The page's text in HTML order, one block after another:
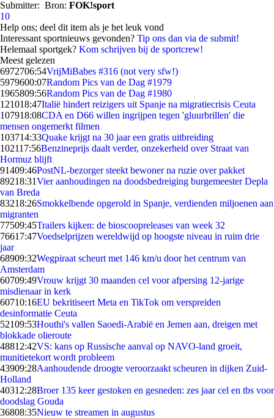
Submitter: Bron: FOK!sport
10
Help ons; deel dit item als je het leuk vond
Interessant sportnieuws gevonden? Tip ons dan via de submit!
Helemaal sportgek? Kom schrijven bij de sportcrew!
Meest gelezen
6972706:54VrijMiBabes #316 (not very sfw!)
5979600:07Random Pics van de Dag #1979
1965809:56Random Pics van de Dag #1980
121018:47Italië hindert reizigers uit Spanje na migratiecrisis Ceuta
107918:08CDA en D66 willen ingrijpen tegen 'gluurbrillen' die
mensen ongemerkt filmen
103714:33Quake krijgt na 30 jaar een gratis uitbreiding
102117:56Benzineprijs daalt verder, onzekerheid over Straat van
Hormuz blijft
91409:46PostNL-bezorger steekt bewoner na ruzie over pakket
89218:31Vier aanhoudingen na doodsbedreiging burgemeester Depla
van Breda
83218:26Smokkelbende opgerold in Spanje, verdienden miljoenen aan
migranten
77509:45Trailers kijken: de bioscoopreleases van week 32
76617:47Voedselprijzen wereldwijd op hoogste niveau in ruim drie
jaar
68909:32Wegpiraat scheurt met 146 km/u door het centrum van
Amsterdam
60709:49Vrouw krijgt 30 maanden cel voor afpersing 12-jarige
misdienaar in kerk
60710:16EU bekritiseert Meta en TikTok om verspreiden
desinformatie Ceuta
52109:53Houthi's vallen Saoedi-Arabië en Jemen aan, dreigen met
blokkade olieroute
48812:42VS: kans op Russische aanval op NAVO-land groeit,
munitietekort wordt probleem
43909:28Aanhoudende droogte veroorzaakt scheuren in dijken Zuid-
Holland
40312:28Broer 135 keer gestoken en gesneden: zes jaar cel en tbs voor
doodslag Gouda
36808:35Nieuw te streamen in augustus